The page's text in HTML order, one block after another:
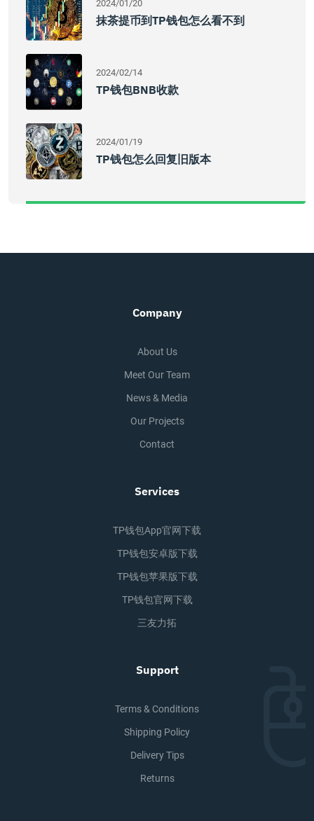
2024/01/20
抹茶提币到TP钱包怎么看不到
2024/02/14
TP钱包BNB收款
2024/01/19
TP钱包怎么回复旧版本
Company
About Us
Meet Our Team
News & Media
Our Projects
Contact
Services
TP钱包app官网下载
TP钱包安卓版下载
TP钱包苹果版下载
TP钱包官网下载
三友力拓
Support
Terms & Conditions
Shipping Policy
Delivery Tips
Returns